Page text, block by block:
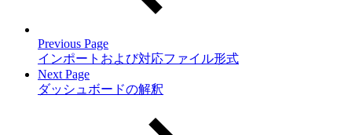
Previous Page
インポートおよび対応ファイル形式
Next Page
ダッシュボードの解釈